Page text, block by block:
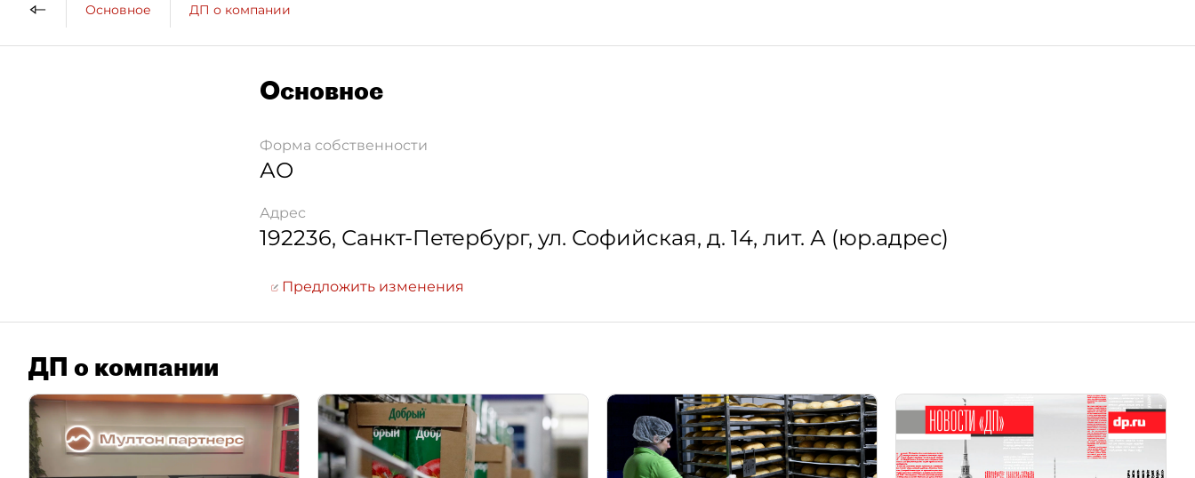
Основное ДП о компании
Основное
Форма собственности
АО
Адрес
192236, Санкт-Петербург, ул. Софийская, д. 14, лит. А (юр.адрес)
Предложить изменения
ДП о компании